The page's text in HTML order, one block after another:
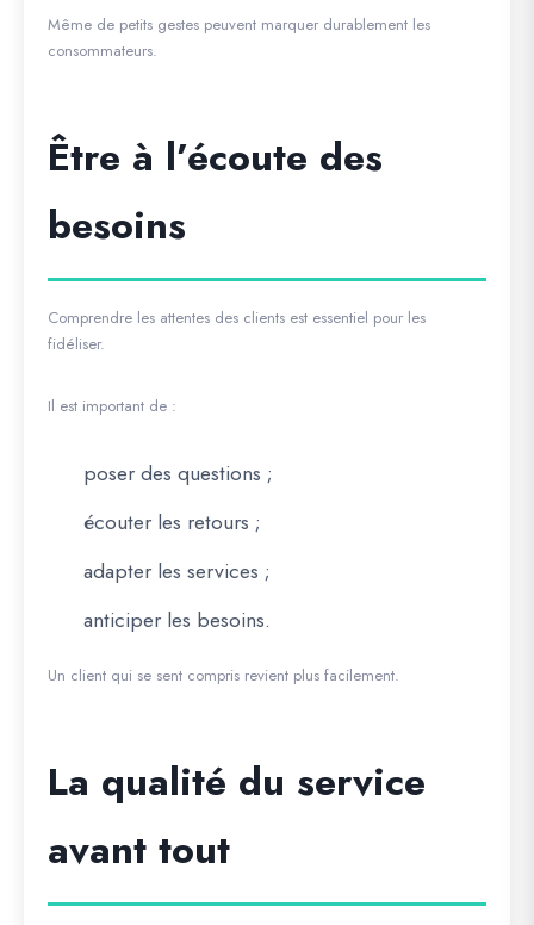
Même de petits gestes peuvent marquer durablement les
consommateurs.
Être à l’écoute des
besoins
Comprendre les attentes des clients est essentiel pour les
fidéliser.
Il est important de :
poser des questions ;
écouter les retours ;
adapter les services ;
anticiper les besoins.
Un client qui se sent compris revient plus facilement.
La qualité du service
avant tout